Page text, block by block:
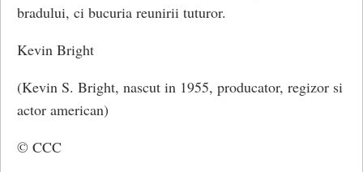
bradului, ci bucuria reunirii tuturor.
Kevin Bright
(Kevin S. Bright, nascut in 1955, producator, regizor si
actor american)
© CCC